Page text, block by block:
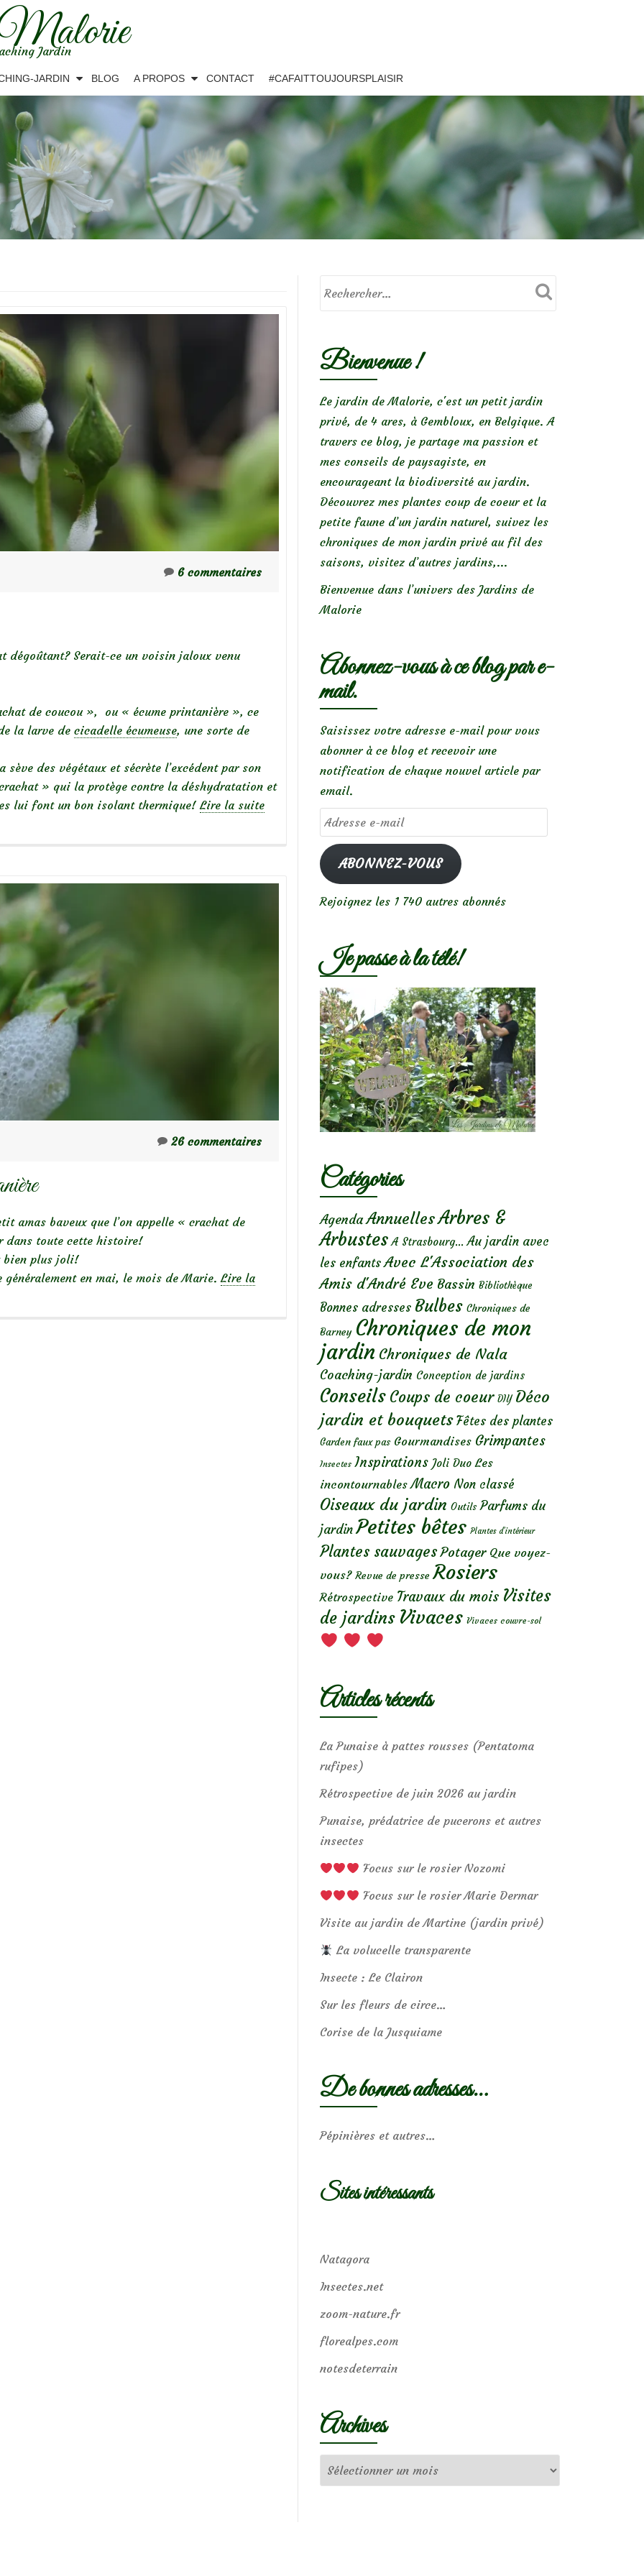
Jardin
JARDIN BLOG A PROPOS CONTACT #CAFAITTOUJOURSPLAISIR
6 commentaires
dégoûtant? Serait-ce un voisin jaloux venu
de coucou », ou « écume printanière », ce
la larve de cicadelle écumeuse, une sorte de
des végétaux et sécrète l’excédent par son
» qui la protège contre la déshydratation et
lui font un bon isolant thermique! Lire la suite
26 commentaires
amas baveux que l’on appelle « crachat de
dans toute cette histoire!
bien plus joli!
en mai, le mois de Marie. Lire la
Bienvenue !
Le jardin de Malorie, c'est un petit jardin
privé, de 4 ares, à Gembloux, en Belgique. A
travers ce blog, je partage ma passion et
mes conseils de paysagiste, en
encourageant la biodiversité au jardin.
Découvrez mes plantes coup de coeur et la
petite faune d’un jardin naturel, suivez les
chroniques de mon jardin privé au fil des
saisons, visitez d’autres jardins,...
Bienvenue dans l’univers des Jardins de
Malorie
Abonnez-vous à ce blog par e-
mail.
Saisissez votre adresse e-mail pour vous
abonner à ce blog et recevoir une
notification de chaque nouvel article par
email.
Adresse
e-
mailABONNEZ-VOUS
Rejoignez les 1 740 autres abonnés
Je passe à la télé!
Catégories
Agenda AnnuellesArbres &
Arbustes A Strasbourg... Au jardin avec
les enfants Avec L'Association des
Amis d'André Eve Bassin Bibliothèque
Bonnes adresses Bulbes Chroniques de
Barney Chroniques de mon
jardin Chroniques de Nala
Coaching-jardin Conception de jardins
Conseils Coups de coeur DIY Déco
jardin et bouquets Fêtes des plantes
Garden faux pas Gourmandises Grimpantes
Insectes Inspirations Joli Duo Les
incontournables Macro Non classé
Oiseaux du jardin Outils Parfums du
jardin Petites bêtes Plantes d’intérieur
Plantes sauvages Potager Que voyez-
vous? Revue de presse Rosiers
Rétrospective Travaux du mois Visites
de jardins Vivaces Vivaces couvre-sol
Articles récents
La Punaise à pattes rousses (Pentatoma
rufipes)
Rétrospective de juin 2026 au jardin
Punaise, prédatrice de pucerons et autres
insectes
Focus sur le rosier Nozomi
Focus sur le rosier Marie Dermar
Visite au jardin de Martine (jardin privé)
La volucelle transparente
Insecte : Le Clairon
Sur les fleurs de circe…
Corise de la Jusquiame
De bonnes adresses…
Pépinières et autres…
Sites intéressants
Natagora
Insectes.net
zoom-nature.fr
florealpes.com
notesdeterrain
Archives
Archives